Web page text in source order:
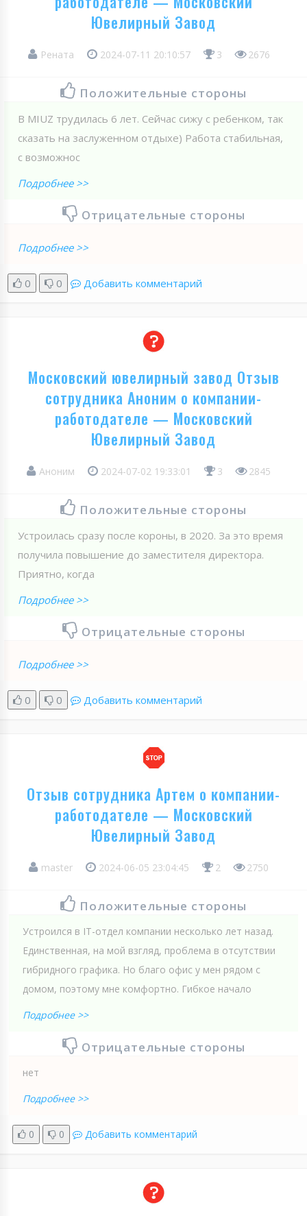
Ювелирный Завод
Рената 2024-07-11 20:10:57 3 2676
Положительные стороны
В MIUZ трудилась 6 лет. Сейчас сижу с ребенком, так
сказать на заслуженном отдыхе) Работа стабильная,
с возможнос
Подробнее >>
Отрицательные стороны
Подробнее >>
0 0 Добавить комментарий
Московский ювелирный завод Отзыв
сотрудника Аноним о компании-
работодателе — Московский
Ювелирный Завод
Аноним 2024-07-02 19:33:01 3 2845
Положительные стороны
Устроилась сразу после короны, в 2020. За это время
получила повышение до заместителя директора.
Приятно, когда
Подробнее >>
Отрицательные стороны
Подробнее >>
0 0 Добавить комментарий
Отзыв сотрудника Артем о компании-
работодателе — Московский
Ювелирный Завод
master 2024-06-05 23:04:45 2 2750
Положительные стороны
Устроился в IT-отдел компании несколько лет назад.
Единственная, на мой взгляд, проблема в отсутствии
гибридного графика. Но благо офис у мен рядом с
домом, поэтому мне комфортно. Гибкое начало
Подробнее >>
Отрицательные стороны
нет
Подробнее >>
0 0 Добавить комментарий